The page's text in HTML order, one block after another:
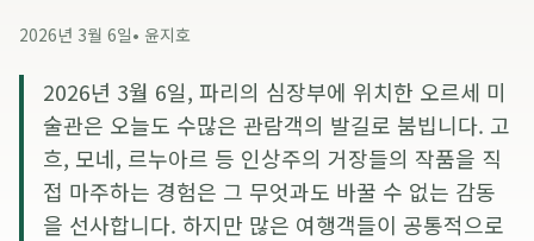
2026년 3월 6일• 윤지호
2026년 3월 6일, 파리의 심장부에 위치한 오르세 미
술관은 오늘도 수많은 관람객의 발길로 붐빕니다. 고
흐, 모네, 르누아르 등 인상주의 거장들의 작품을 직
접 마주하는 경험은 그 무엇과도 바꿀 수 없는 감동
을 선사합니다. 하지만 많은 여행객들이 공통적으로